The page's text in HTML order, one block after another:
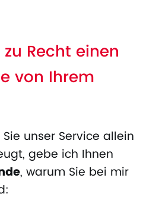
Recht einen
von Ihrem
unser Service allein
gebe ich Ihnen
, warum Sie bei mir